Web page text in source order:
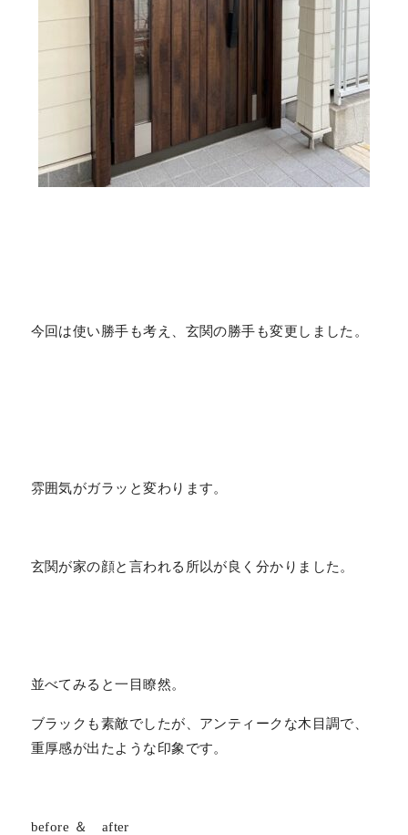
今回は使い勝手も考え、玄関の勝手も変更しました。
雰囲気がガラッと変わります。
玄関が家の顔と言われる所以が良く分かりました。
並べてみると一目瞭然。
ブラックも素敵でしたが、アンティークな木目調で、
重厚感が出たような印象です。
before ＆ after